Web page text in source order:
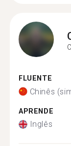
FLUENTE
Chinês
APRENDE
Inglês